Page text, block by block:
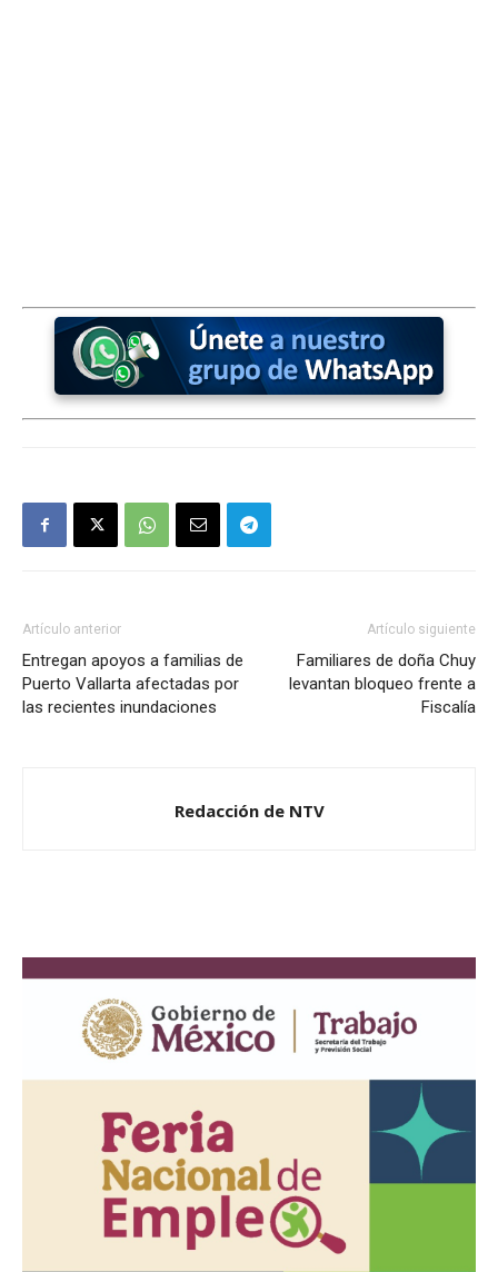
Artículo anterior
Entregan apoyos a familias de
Puerto Vallarta afectadas por
las recientes inundaciones
Artículo siguiente
Familiares de doña Chuy
levantan bloqueo frente a
Fiscalía
Redacción de NTV